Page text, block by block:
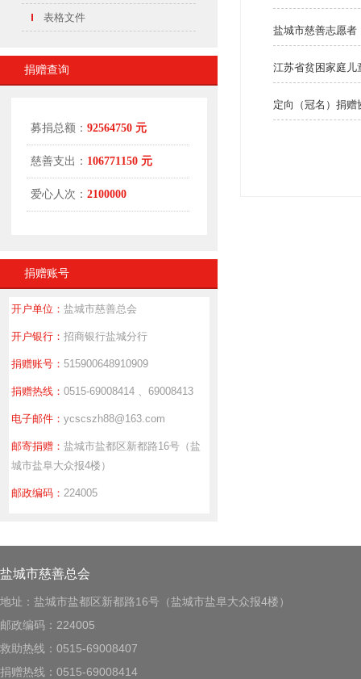
表格文件
捐赠查询
捐赠账号
开户单位： 盐城市慈善总会
开户银行： 招商银行盐城分行
捐赠账号： 515900648910909
捐赠热线： 0515-69008414 、69008413
电子邮件： ycscszh88@163.com
邮寄捐赠： 盐城市盐都区新都路16号（盐
城市盐阜大众报4楼）
邮政编码： 224005
盐城市慈善志愿者
江苏省贫困家庭儿
定向（冠名）捐赠
盐城市慈善总会
地址：盐城市盐都区新都路16号（盐城市盐阜大众报4楼）
邮政编码：224005
救助热线：0515-69008407
捐赠热线：0515-69008414